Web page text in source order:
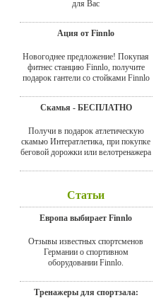
для Вас
Ация от Finnlo
Новогоднее предложение! Покупая
фитнес станцию Finnlo, получите
подарок гантели со стойками Finnlo
Скамья - БЕСПЛАТНО
Получи в подарок атлетическую
скамью Интератлетика, при покупке
беговой дорожки или велотренажера
Статьи
Европа выбирает Finnlo
Отзывы известных спортсменов
Германии о спортивном
оборудовании Finnlo.
Тренажеры для спортзала: